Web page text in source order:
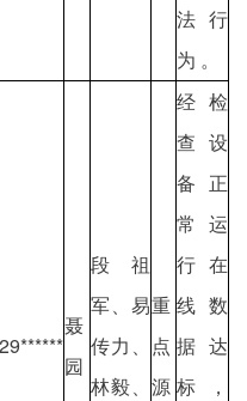
法行
为 。
聂
园
段祖
军、易
传力、
林毅、
重
点
源
经检
查设
备正
常运
行在
线数
据达
标，